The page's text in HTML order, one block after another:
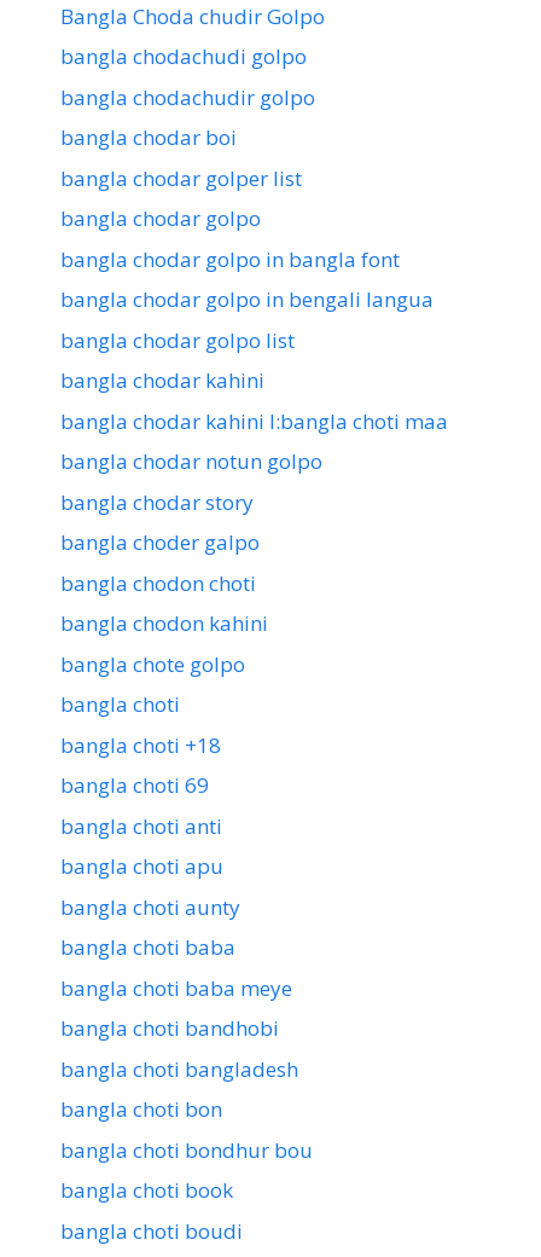
Bangla Choda chudir Golpo
bangla chodachudi golpo
bangla chodachudir golpo
bangla chodar boi
bangla chodar golper list
bangla chodar golpo
bangla chodar golpo in bangla font
bangla chodar golpo in bengali langua
bangla chodar golpo list
bangla chodar kahini
bangla chodar kahini l:bangla choti maa
bangla chodar notun golpo
bangla chodar story
bangla choder galpo
bangla chodon choti
bangla chodon kahini
bangla chote golpo
bangla choti
bangla choti +18
bangla choti 69
bangla choti anti
bangla choti apu
bangla choti aunty
bangla choti baba
bangla choti baba meye
bangla choti bandhobi
bangla choti bangladesh
bangla choti bon
bangla choti bondhur bou
bangla choti book
bangla choti boudi